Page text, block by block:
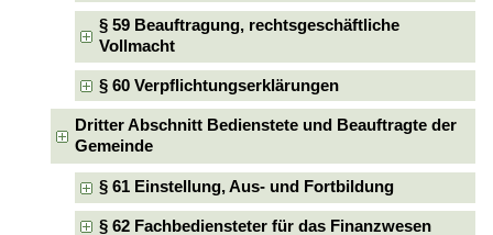
§ 59 Beauftragung, rechtsgeschäftliche
Vollmacht
§ 60 Verpflichtungserklärungen
Dritter Abschnitt Bedienstete und Beauftragte der
Gemeinde
§ 61 Einstellung, Aus- und Fortbildung
§ 62 Fachbediensteter für das Finanzwesen